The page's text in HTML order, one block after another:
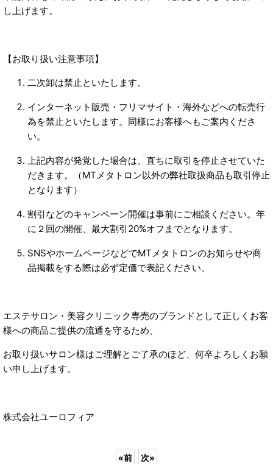
し上げます。
【お取り扱い注意事項】
二次卸は禁止といたします。
インターネット販売・フリマサイト・海外などへの転売行
為を禁止といたします。同様にお客様へもご案内くださ
い。
上記内容が発覚した場合は、直ちに取引を停止させていた
だきます。
（MTメタトロン以外の弊社取扱商品も取引停止
となります）
割引などのキャンペーン開催は事前にご相談ください。年
に２回の開催、最大割引20%オフまでとなります。
SNSやホームページなどでMTメタトロンのお知らせや商
品掲載をする際は必ず定価で表記ください。
エステサロン・美容クリニック専売のブランドとして正しくお客
様への商品ご提供の流通を守るため、
お取り扱いサロン様はご理解とご了承のほど、何卒よろしくお願
い申し上げます。
株式会社ユーロフィア
«前 次»